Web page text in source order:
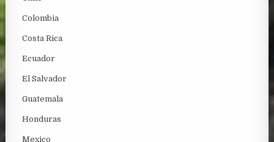
Colombia
Costa Rica
Ecuador
El Salvador
Guatemala
Honduras
Mexico